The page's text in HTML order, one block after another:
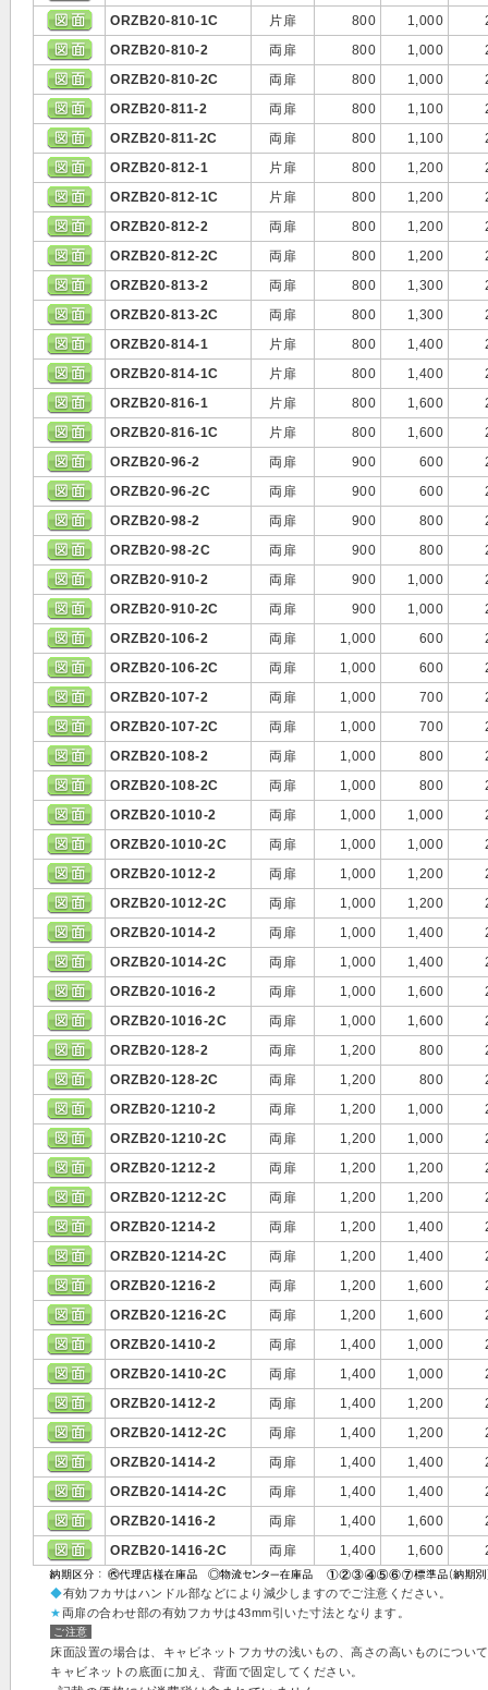
ORZB20-810-1C
片扉 800 1,000
ORZB20-810-2
両扉 800 1,000
ORZB20-810-2C
両扉 800 1,000
ORZB20-811-2
両扉 800 1,100
ORZB20-811-2C
両扉 800 1,100
ORZB20-812-1
片扉 800 1,200
ORZB20-812-1C
片扉 800 1,200
ORZB20-812-2
両扉 800 1,200
ORZB20-812-2C
両扉 800 1,200
ORZB20-813-2
両扉 800 1,300
ORZB20-813-2C
両扉 800 1,300
ORZB20-814-1
片扉 800 1,400
ORZB20-814-1C
片扉 800 1,400
ORZB20-816-1
片扉 800 1,600
ORZB20-816-1C
片扉 800 1,600
ORZB20-96-2
両扉 900 600
ORZB20-96-2C
両扉 900 600
ORZB20-98-2
両扉 900 800
ORZB20-98-2C
両扉 900 800
ORZB20-910-2
両扉 900 1,000
ORZB20-910-2C
両扉 900 1,000
ORZB20-106-2
両扉 1,000 600
ORZB20-106-2C
両扉 1,000 600
ORZB20-107-2
両扉 1,000 700
ORZB20-107-2C
両扉 1,000 700
ORZB20-108-2
両扉 1,000 800
ORZB20-108-2C
両扉 1,000 800
ORZB20-1010-2
両扉 1,000 1,000
ORZB20-1010-2C
両扉 1,000 1,000
ORZB20-1012-2
両扉 1,000 1,200
ORZB20-1012-2C
両扉 1,000 1,200
ORZB20-1014-2
両扉 1,000 1,400
ORZB20-1014-2C
両扉 1,000 1,400
ORZB20-1016-2
両扉 1,000 1,600
ORZB20-1016-2C
両扉 1,000 1,600
ORZB20-128-2
両扉 1,200 800
ORZB20-128-2C
両扉 1,200 800
ORZB20-1210-2
両扉 1,200 1,000
ORZB20-1210-2C
両扉 1,200 1,000
ORZB20-1212-2
両扉 1,200 1,200
ORZB20-1212-2C
両扉 1,200 1,200
ORZB20-1214-2
両扉 1,200 1,400
ORZB20-1214-2C
両扉 1,200 1,400
ORZB20-1216-2
両扉 1,200 1,600
ORZB20-1216-2C
両扉 1,200 1,600
ORZB20-1410-2
両扉 1,400 1,000
ORZB20-1410-2C
両扉 1,400 1,000
ORZB20-1412-2
両扉 1,400 1,200
ORZB20-1412-2C
両扉 1,400 1,200
ORZB20-1414-2
両扉 1,400 1,400
ORZB20-1414-2C
両扉 1,400 1,400
ORZB20-1416-2
両扉 1,400 1,600
ORZB20-1416-2C
両扉 1,400 1,600
◆有効フカサはハンドル部などにより減少しますのでご注意ください。
★両扉の合わせ部の有効フカサは43mm引いた寸法となります。
ご注意
床面設置の場合は、キャビネットフカサの浅いもの、高さの高いものにつ
キャビネットの底面に加え、背面で固定してください。